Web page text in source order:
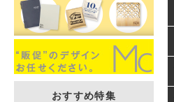
おすすめ特集